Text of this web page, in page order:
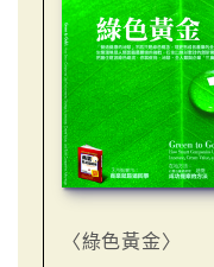
〈綠色黃金〉